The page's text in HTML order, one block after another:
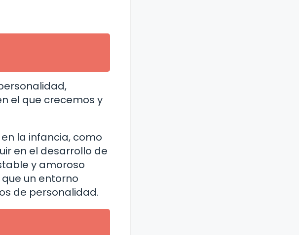
el que crecemos y
la infancia, como
en el desarrollo de
y amoroso
un entorno
de personalidad.